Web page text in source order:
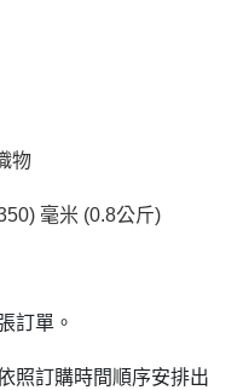
物
毫米 (0.8公斤)
訂單。
照訂購時間順序安排出